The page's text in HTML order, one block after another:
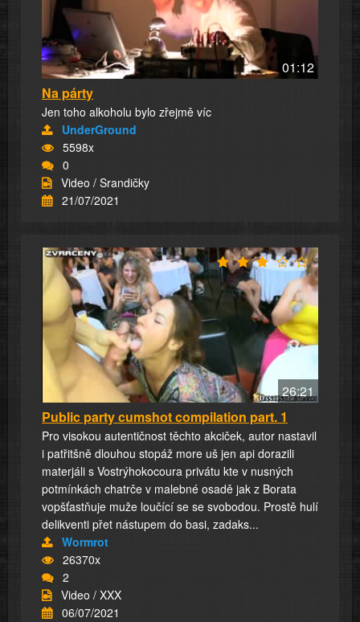
01:12
Na párty
Jen toho alkoholu bylo zřejmě víc
UnderGround
5598x
0
Video / Srandičky
21/07/2021
26:21
Public party cumshot compilation part. 1
Pro visokou autentičnost těchto akciček, autor nastavil
i patřitšně dlouhou stopáž more uš jen api dorazili
materjáli s Vostrýhokocoura privátu kte v nusných
potmínkách chatrče v malebné osadě jak z Borata
vopšťastňuje muže loučící se se svobodou. Prostě hulí
delikventi přet nástupem do basi, zadaks...
Wormrot
26370x
2
Video / XXX
06/07/2021